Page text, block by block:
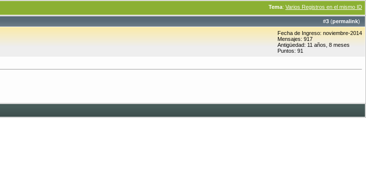
Tema: Varios Registros en el mismo ID
#3 (permalink)
Fecha de Ingreso: noviembre-2014
Mensajes: 917
Antigüedad: 11 años, 8 meses
Puntos: 91